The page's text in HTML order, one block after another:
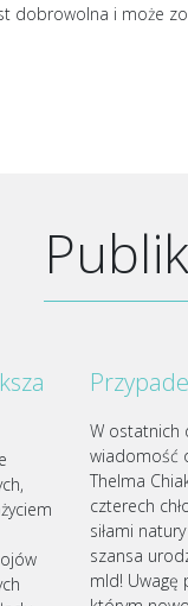
dobrowolna i może
W ostatnich
wiadomość
Thelma
czterech
siłami
szansa
mld! Uwagę